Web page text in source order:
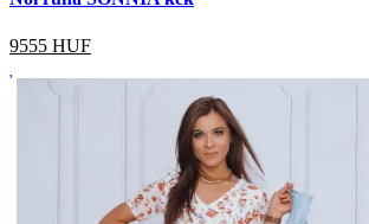
9555 HUF